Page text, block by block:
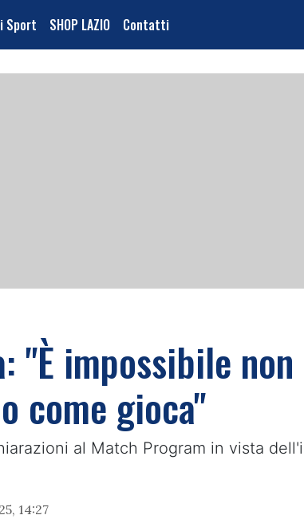
Sport SHOP LAZIO Contatti
"È impossibile
come gioca"
al Match Program in vista
14:27